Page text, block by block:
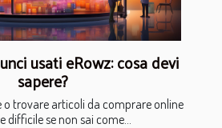
usati eRowz: cosa devi
sapere?
o trovare articoli da comprare online
difficile se non sai come...